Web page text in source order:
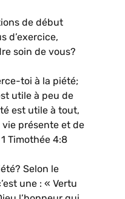
de début
d’exercice,
soin de vous?
toi à la piété;
utile à peu de
est utile à tout,
présente et de
Timothée 4:8
Selon le
une : « Vertu